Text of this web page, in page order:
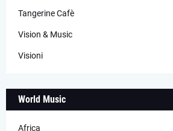
Tangerine Cafè
Vision & Music
Visioni
World Music
Africa